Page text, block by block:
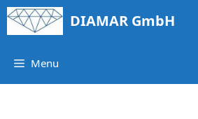
Springe
zum
DIAMAR GmbH
Menu